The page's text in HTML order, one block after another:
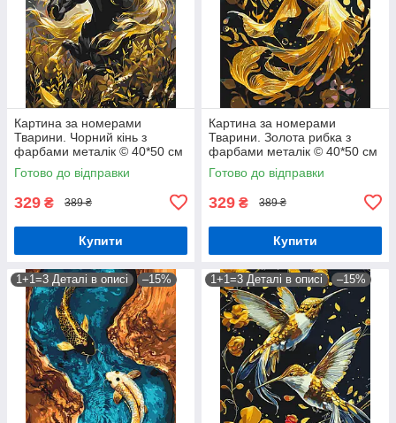
Картина за номерами
Тварини. Чорний кінь з
фарбами металік © 40*50 см
Орігамі LW 31200
Готово до відправки
329 ₴ 389 ₴
Купити
Картина за номерами
Тварини. Золота рибка з
фарбами металік © 40*50 см
Орігамі LW 9670
Готово до відправки
329 ₴ 389 ₴
Купити
1+1=3 Деталі в описі –15% 1+1=3 Деталі в описі –15%